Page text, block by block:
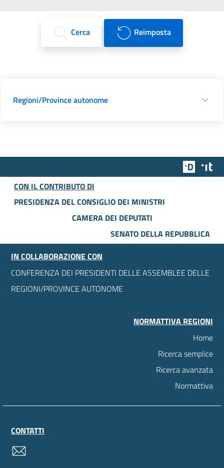
Cerca Reimposta
Regioni/Province autonome
Team
CON IL CONTRIBUTO DI
PRESIDENZA DEL CONSIGLIO DEI MINISTRI
CAMERA DEI DEPUTATI
SENATO DELLA REPUBBLICA
IN COLLABORAZIONE CON
CONFERENZA DEI PRESIDENTI DELLE ASSEMBLEE DELLE
REGIONI/PROVINCE AUTONOME
NORMATTIVA REGIONI
Home
Ricerca semplice
Ricerca avanzata
Normattiva
CONTATTI